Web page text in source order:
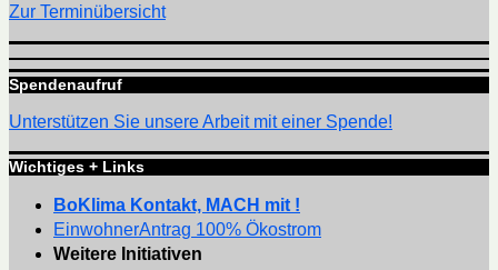
Zur Terminübersicht
Spendenaufruf
Unterstützen Sie unsere Arbeit mit einer Spende!
Wichtiges + Links
BoKlima Kontakt, MACH mit !
EinwohnerAntrag 100% Ökostrom
Weitere Initiativen